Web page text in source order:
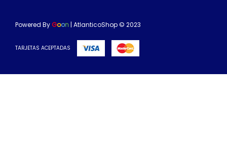
Powered By Goon | AtlanticoShop © 2023
TARJETAS ACEPTADAS